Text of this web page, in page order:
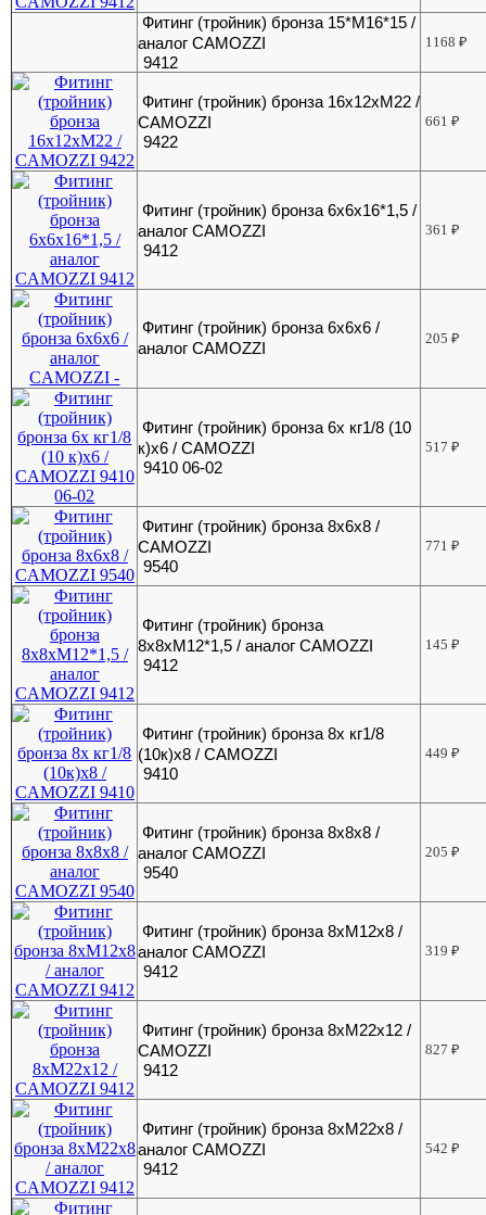
Фитинг (тройник) бронза 15*М16*15 /
аналог CAMOZZI
9412
1168₽
Фитинг (тройник) бронза 16х12хМ22 /
CAMOZZI
9422
661₽
Фитинг (тройник) бронза 6x6x16*1,5 /
аналог CAMOZZI
9412
361₽
Фитинг (тройник) бронза 6x6x6 /
аналог CAMOZZI
205₽
Фитинг (тройник) бронза 6х кг1/8 (10
к)х6 / CAMOZZI
9410 06-02
517₽
Фитинг (тройник) бронза 8x6x8 /
CAMOZZI
9540
771₽
Фитинг (тройник) бронза
8x8xМ12*1,5 / аналог CAMOZZI
9412
145₽
Фитинг (тройник) бронза 8х кг1/8
(10к)х8 / CAMOZZI
9410
449₽
Фитинг (тройник) бронза 8х8х8 /
аналог CAMOZZI
9540
205₽
Фитинг (тройник) бронза 8хМ12х8 /
аналог CAMOZZI
9412
319₽
Фитинг (тройник) бронза 8хМ22х12 /
CAMOZZI
9412
827₽
Фитинг (тройник) бронза 8хМ22х8 /
аналог CAMOZZI
9412
542₽